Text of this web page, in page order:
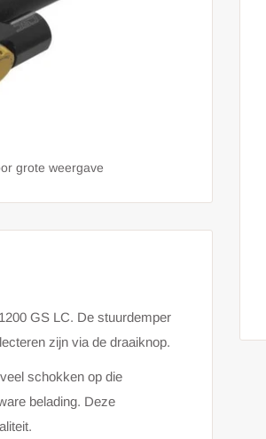
grote weergave
GS LC. De stuurdemper
zijn via de draaiknop.
schokken op die
belading. Deze